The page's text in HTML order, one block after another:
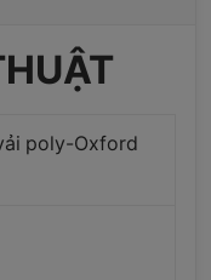
poly-Oxford